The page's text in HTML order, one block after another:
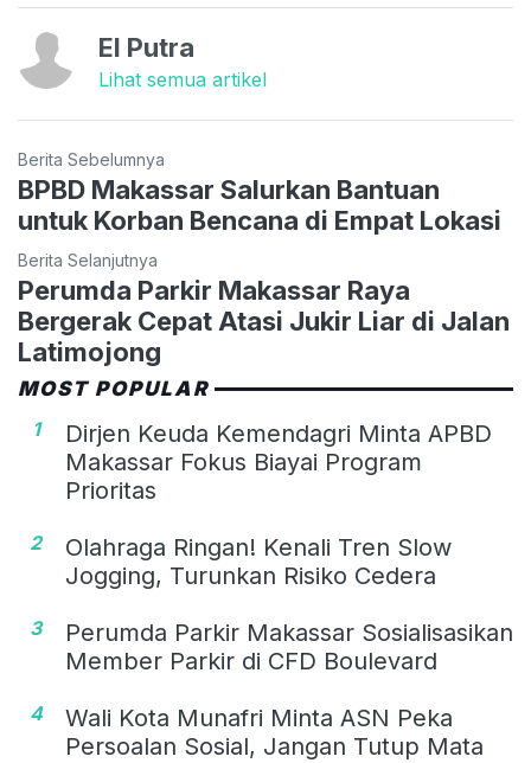
El Putra
Lihat semua artikel
Berita Sebelumnya
BPBD Makassar Salurkan Bantuan
untuk Korban Bencana di Empat Lokasi
Berita Selanjutnya
Perumda Parkir Makassar Raya
Bergerak Cepat Atasi Jukir Liar di Jalan
Latimojong
MOST POPULAR
1
Dirjen Keuda Kemendagri Minta APBD
Makassar Fokus Biayai Program
Prioritas
2
Olahraga Ringan! Kenali Tren Slow
Jogging, Turunkan Risiko Cedera
3
Perumda Parkir Makassar Sosialisasikan
Member Parkir di CFD Boulevard
4
Wali Kota Munafri Minta ASN Peka
Persoalan Sosial, Jangan Tutup Mata